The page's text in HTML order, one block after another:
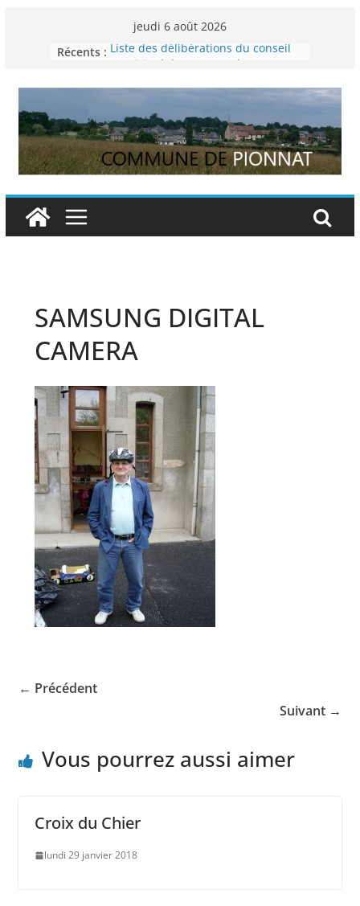
jeudi 6 août 2026
Récents : Liste des délibérations du conseil
Permanence France Lyme
Voyager en Europe pour les jeunes
Enquête INSEE
Liste des délibérations du conseil
municipal en date du 5/12/2024
SAMSUNG DIGITAL
CAMERA
← Précédent
Suivant →
Vous pourrez aussi aimer
Croix du Chier
lundi 29 janvier 2018